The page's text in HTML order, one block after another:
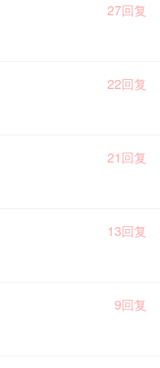
27回复
22回复
21回复
13回复
9回复